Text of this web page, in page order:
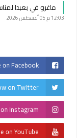
ماغرو في بعبدا
12:03 م 05 أغسطس 2026
on Facebook
on Twitter
Instagram
on YouTube